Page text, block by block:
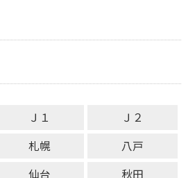
Ｊ１
Ｊ２
札幌
八戸
仙台
秋田